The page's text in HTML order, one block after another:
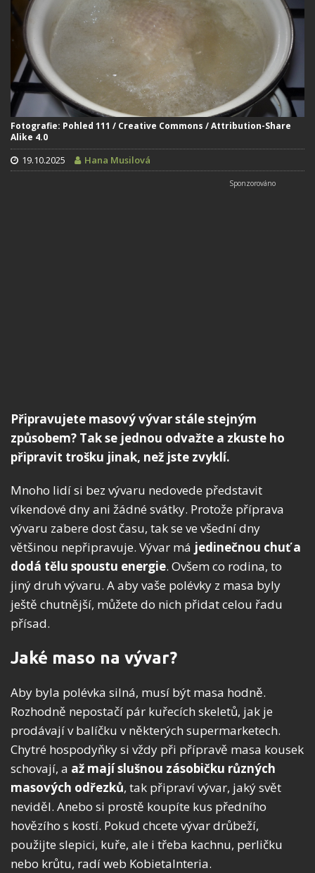
Fotografie: Pohled 111 / Creative Commons / Attribution-Share
Alike 4.0
19.10.2025 Hana Musilová
Připravujete masový vývar stále stejným
způsobem? Tak se jednou odvažte a zkuste ho
připravit trošku jinak, než jste zvyklí.
Mnoho lidí si bez vývaru nedovede představit
víkendové dny ani žádné svátky. Protože příprava
vývaru zabere dost času, tak se ve všední dny
většinou nepřipravuje. Vývar má jedinečnou chuť a
dodá tělu spoustu energie. Ovšem co rodina, to
jiný druh vývaru. A aby vaše polévky z masa byly
ještě chutnější, můžete do nich přidat celou řadu
přísad.
Jaké maso na vývar?
Aby byla polévka silná, musí být masa hodně.
Rozhodně nepostačí pár kuřecích skeletů, jak je
prodávají v balíčku v některých supermarketech.
Chytré hospodyňky si vždy při přípravě masa kousek
schovají, a až mají slušnou zásobičku různých
masových odřezků, tak připraví vývar, jaký svět
neviděl. Anebo si prostě koupíte kus předního
hovězího s kostí. Pokud chcete vývar drůbeží,
použijte slepici, kuře, ale i třeba kachnu, perličku
nebo krůtu, radí web KobietaInteria.